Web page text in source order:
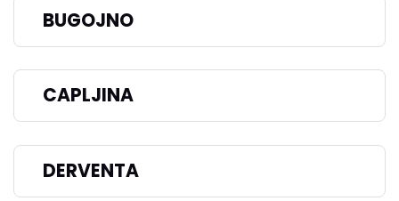
BUGOJNO
CAPLJINA
DERVENTA